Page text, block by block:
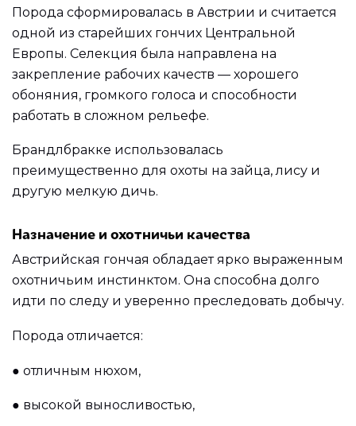
Порода сформировалась в Австрии и считается
одной из старейших гончих Центральной
Европы. Селекция была направлена на
закрепление рабочих качеств — хорошего
обоняния, громкого голоса и способности
работать в сложном рельефе.
Брандлбракке использовалась
преимущественно для охоты на зайца, лису и
другую мелкую дичь.
Назначение и охотничьи качества
Австрийская гончая обладает ярко выраженным
охотничьим инстинктом. Она способна долго
идти по следу и уверенно преследовать добычу.
Порода отличается:
● отличным нюхом,
● высокой выносливостью,